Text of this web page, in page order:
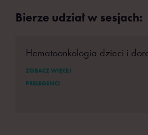
Bierze udział w sesjach:
Hematoonkologia dzieci i
ZOBACZ WIĘCEJ
PRELEGENCI